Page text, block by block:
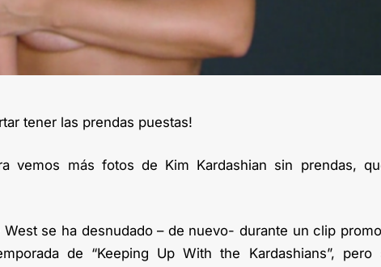
tener las prendas puestas!
vemos más fotos de Kim Kardashian sin prendas,
West se ha desnudado – de nuevo- durante un clip
de “Keeping Up With the Kardashians”, pero